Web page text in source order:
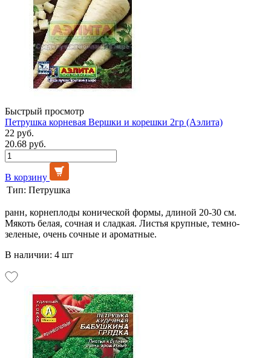
Быстрый просмотр
Петрушка корневая Вершки и корешки 2гр (Аэлита)
22 руб.
20.68 руб.
В корзину
Тип: Петрушка
ранн, корнеплоды конической формы, длиной 20-30 см.
Мякоть белая, сочная и сладкая. Листья крупные, темно-
зеленые, очень сочные и ароматные.
В наличии: 4 шт